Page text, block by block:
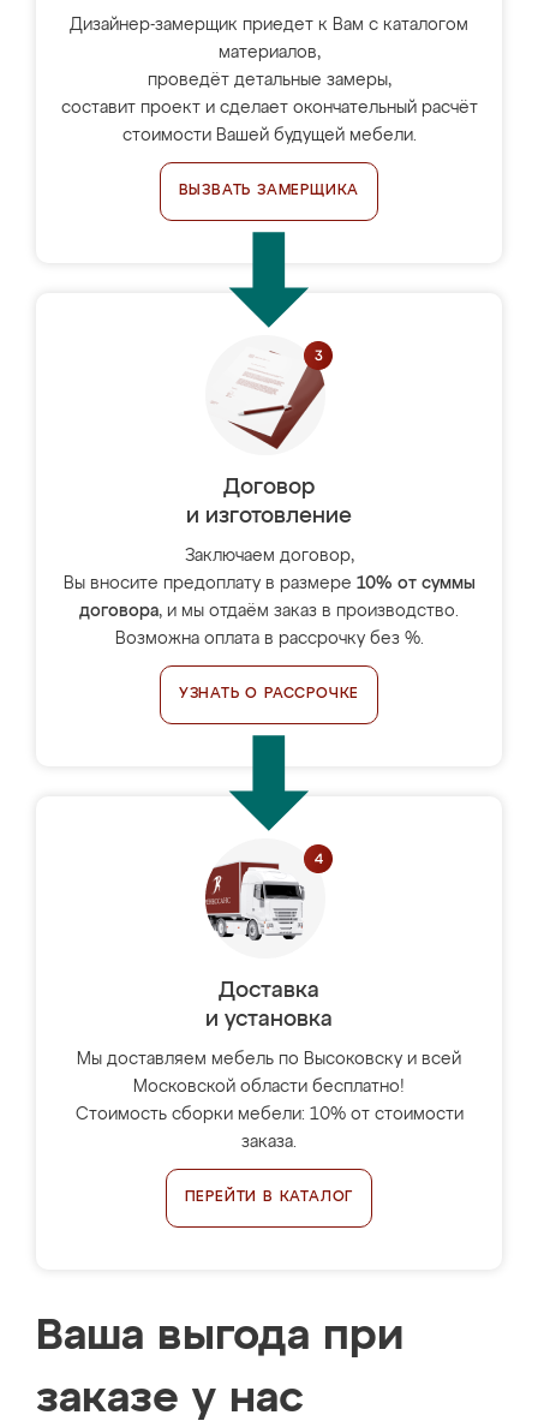
Дизайнер-замерщик приедет к Вам с каталогом
материалов,
проведёт детальные замеры,
составит проект и сделает окончательный расчёт
стоимости Вашей будущей мебели.
ВЫЗВАТЬ ЗАМЕРЩИКА
Договор
и изготовление
Заключаем договор,
Вы вносите предоплату в размере 10% от суммы
договора, и мы отдаём заказ в производство.
Возможна оплата в рассрочку без %.
УЗНАТЬ О РАССРОЧКЕ
Доставка
и установка
Мы доставляем мебель по Высоковску и всей
Московской области бесплатно!
Стоимость сборки мебели: 10% от стоимости
заказа.
ПЕРЕЙТИ В КАТАЛОГ
Ваша выгода при
заказе у нас